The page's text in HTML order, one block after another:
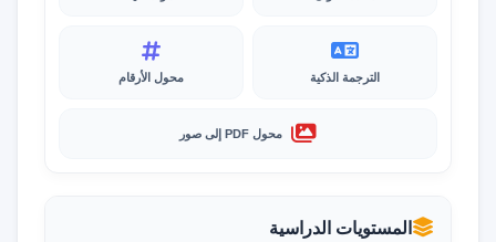
الترجمة الذكية محول الأرقام
محول PDF إلى صور
المستويات الدراسية